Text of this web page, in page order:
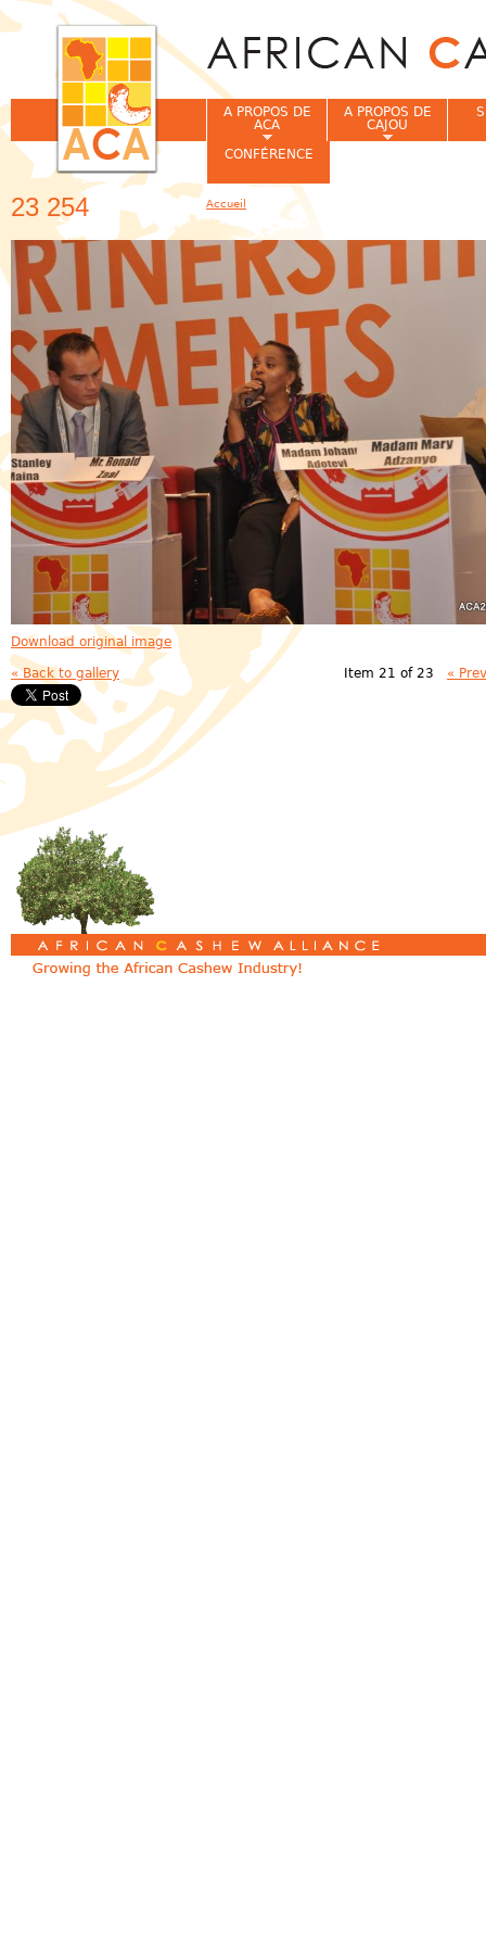
23 254
Download original image
« Back to gallery Item 21 of 23 «
A PROPOS DE
ACA
A PROPOS DE
CAJOU
CONFÉRENCE
Vous êtes ici
Accueil